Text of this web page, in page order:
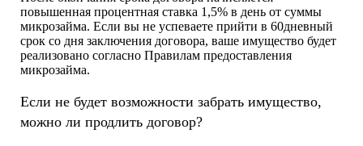
повышенная процентная ставка 1,5% в день от суммы
микрозайма. Если вы не успеваете прийти в 60дневный
срок со дня заключения договора, ваше имущество будет
реализовано согласно Правилам предоставления
микрозайма.
Если не будет возможности забрать имущество,
можно ли продлить договор?